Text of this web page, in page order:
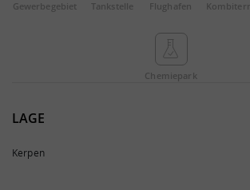
Gewerbe­gebiet Tankstelle Flughafen
Chemie­park
LAGE
Kerpen